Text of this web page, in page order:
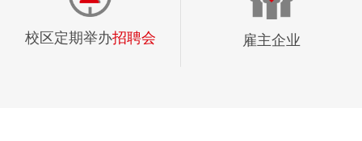
校区定期举办招聘会 雇主企业